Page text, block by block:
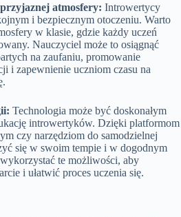
atmosfery: Introwertycy
i bezpiecznym otoczeniu. Warto
w klasie, gdzie każdy uczeń
Nauczyciel może to osiągnąć
na zaufaniu, promowanie
i zapewnienie uczniom czasu na
Technologia może być doskonałym
introwertyków. Dzięki platformom
czy narzędziom do samodzielnej
się w swoim tempie i w dogodnym
te możliwości, aby
i ułatwić proces uczenia się.